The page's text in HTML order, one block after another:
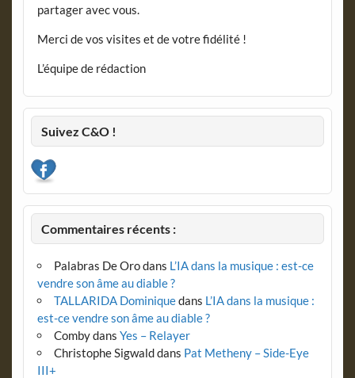
partager avec vous.
Merci de vos visites et de votre fidélité !
L’équipe de rédaction
Suivez C&O !
Commentaires récents :
Palabras De Orodans L’IA dans la musique : est-ce
vendre son âme au diable ?
TALLARIDA Dominiquedans L’IA dans la musique :
est-ce vendre son âme au diable ?
Combydans Yes – Relayer
Christophe Sigwalddans Pat Metheny – Side-Eye
III+